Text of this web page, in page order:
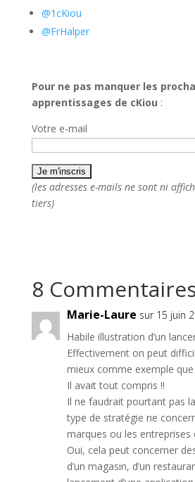
@1cKiou
@FrHalper
Pour ne pas manquer les
apprentissages de cKiou :
Votre e-mail
(les adresses e-mails ne sont ni
tiers)
8
Marie-Laure sur 15 juin
Habile illustration d’un
Effectivement on peut
mieux comme exemple que
Il avait tout compris !!
Il ne faudrait pourtant pas
type de stratégie ne
marques ou les entreprises
Oui, cela peut concerner
d’un magasin, d’un